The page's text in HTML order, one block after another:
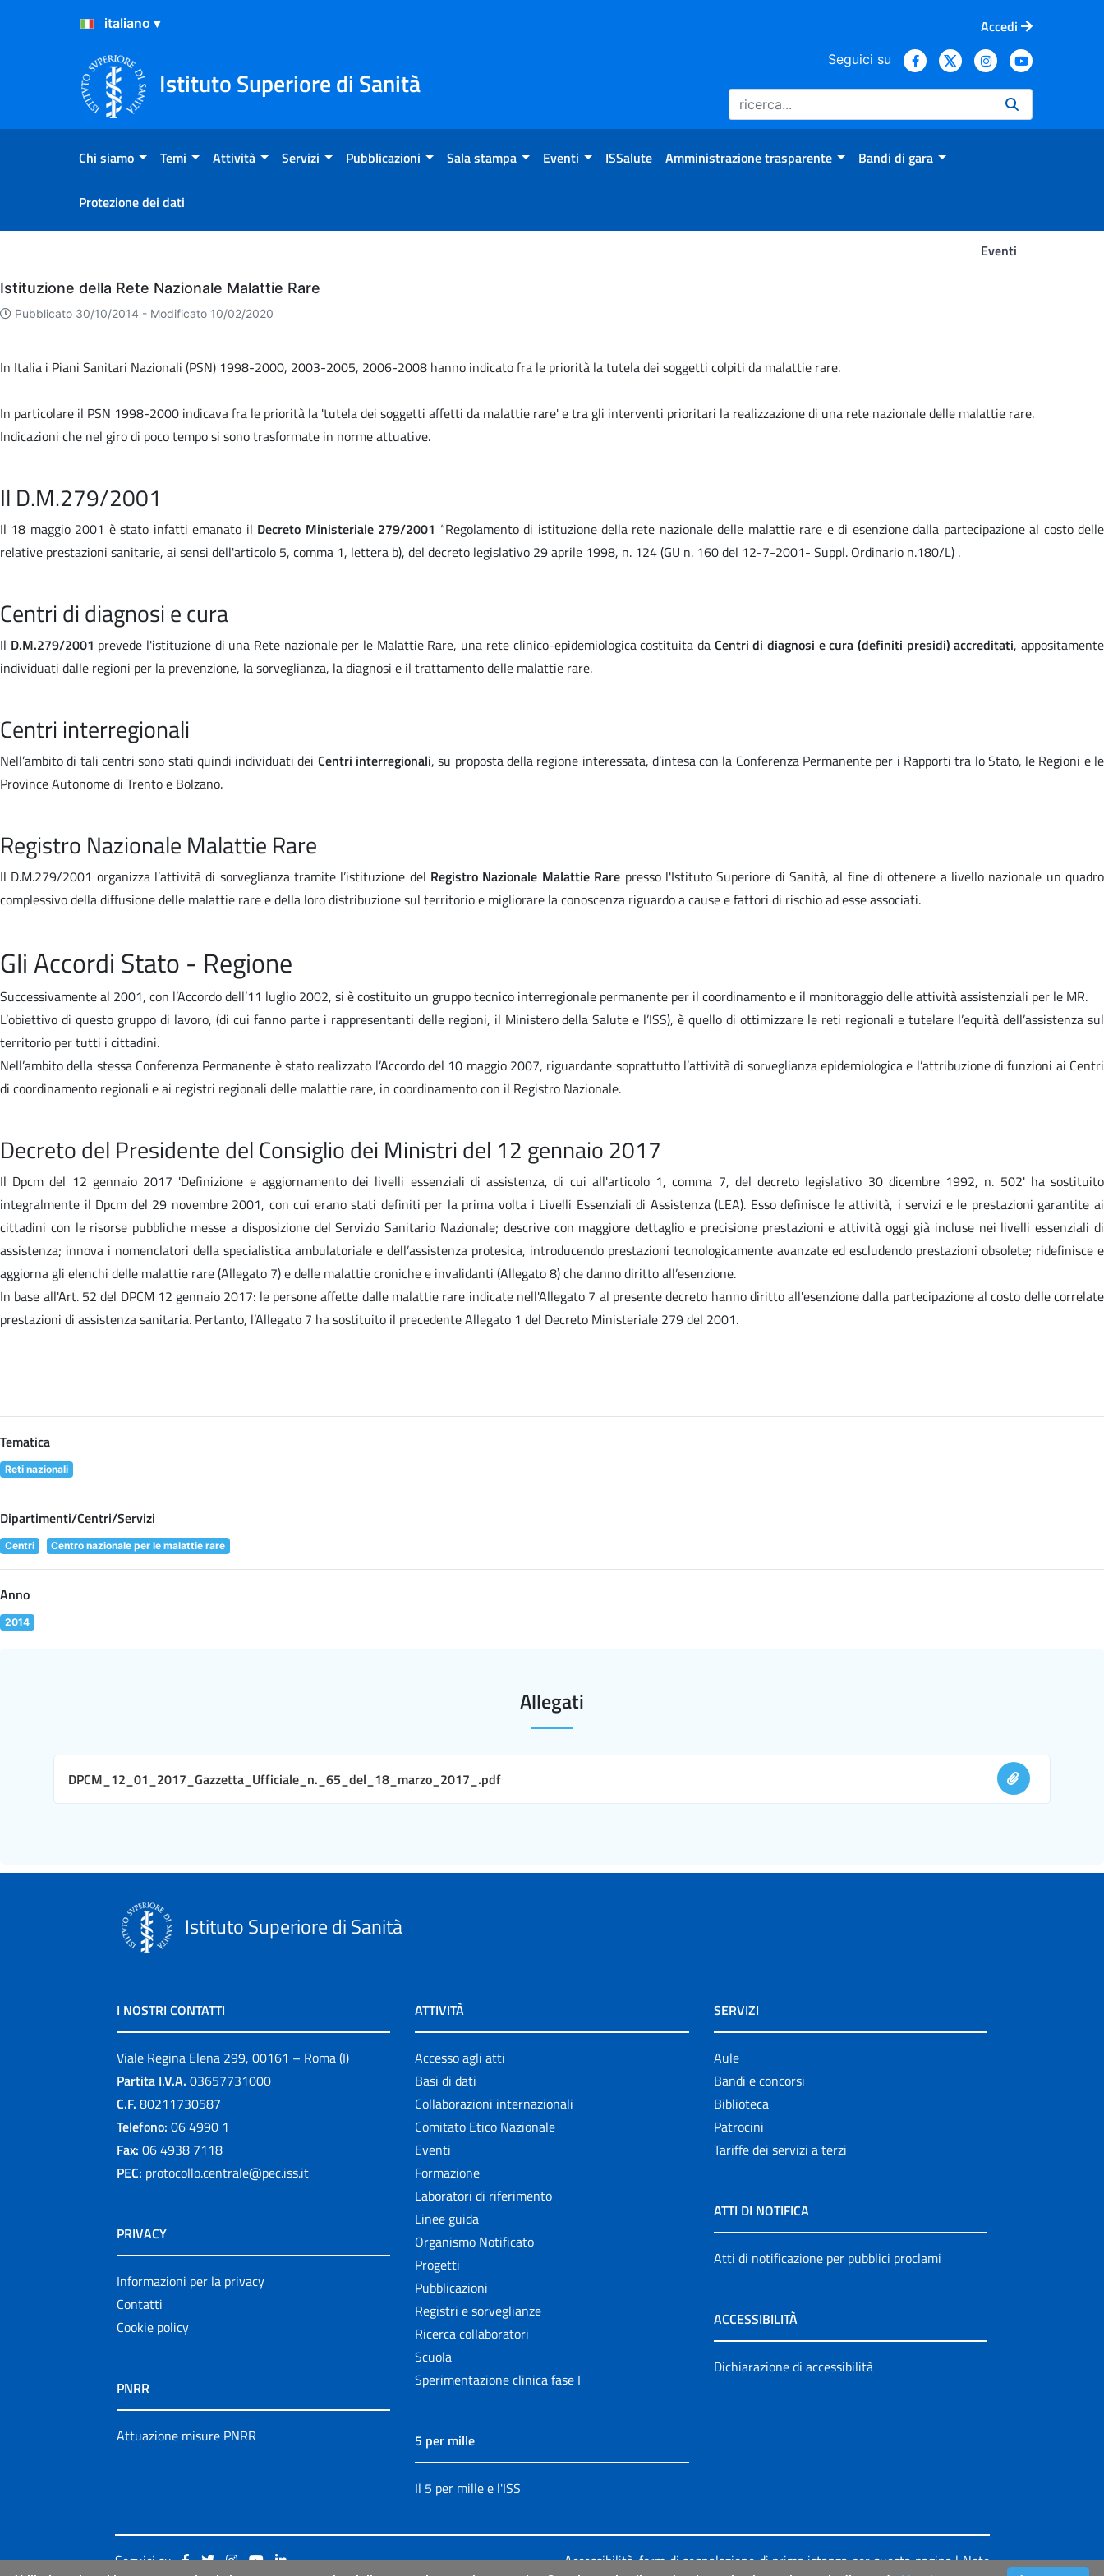
Salta al Contenuto
Salta al Footer
Accedi
Istituto Superiore di Sanità
Seguici su
Chi siamo Temi Attività Servizi Pubblicazioni Sala stampa Eventi ISSalute Amministrazione trasparente Bandi di gara
Protezione dei dati
Eventi
Eventi
Istituzione della Rete Nazionale Malattie Rare
Pubblicato 30/10/2014 - Modificato 10/02/2020
In Italia i Piani Sanitari Nazionali (PSN) 1998-2000, 2003-2005, 2006-2008 hanno indicato fra le priorità la tutela dei soggetti colpiti da malattie rare.
In particolare il PSN 1998-2000 indicava fra le priorità la 'tutela dei soggetti affetti da malattie rare' e tra gli interventi prioritari la realizzazione di una rete nazionale delle malattie rare.
Indicazioni che nel giro di poco tempo si sono trasformate in norme attuative.
Il D.M.279/2001
Il 18 maggio 2001 è stato infatti emanato il Decreto Ministeriale 279/2001 “Regolamento di istituzione della rete nazionale delle malattie rare e di esenzione dalla partecipazione al costo delle
relative prestazioni sanitarie, ai sensi dell'articolo 5, comma 1, lettera b), del decreto legislativo 29 aprile 1998, n. 124 (GU n. 160 del 12-7-2001- Suppl. Ordinario n.180/L) .
Centri di diagnosi e cura
Il D.M.279/2001 prevede l'istituzione di una Rete nazionale per le Malattie Rare, una rete clinico-epidemiologica costituita da Centri di diagnosi e cura (definiti presidi) accreditati, appositamente
individuati dalle regioni per la prevenzione, la sorveglianza, la diagnosi e il trattamento delle malattie rare.
Centri interregionali
Nell’ambito di tali centri sono stati quindi individuati dei Centri interregionali, su proposta della regione interessata, d’intesa con la Conferenza Permanente per i Rapporti tra lo Stato, le Regioni e le
Province Autonome di Trento e Bolzano.
Registro Nazionale Malattie Rare
Il D.M.279/2001 organizza l’attività di sorveglianza tramite l’istituzione del Registro Nazionale Malattie Rare presso l'Istituto Superiore di Sanità, al fine di ottenere a livello nazionale un quadro
complessivo della diffusione delle malattie rare e della loro distribuzione sul territorio e migliorare la conoscenza riguardo a cause e fattori di rischio ad esse associati.
Gli Accordi Stato - Regione
Successivamente al 2001, con l’Accordo dell’11 luglio 2002, si è costituito un gruppo tecnico interregionale permanente per il coordinamento e il monitoraggio delle attività assistenziali per le MR.
L’obiettivo di questo gruppo di lavoro, (di cui fanno parte i rappresentanti delle regioni, il Ministero della Salute e l’ISS), è quello di ottimizzare le reti regionali e tutelare l’equità dell’assistenza sul
territorio per tutti i cittadini.
Nell’ambito della stessa Conferenza Permanente è stato realizzato l’Accordo del 10 maggio 2007, riguardante soprattutto l’attività di sorveglianza epidemiologica e l’attribuzione di funzioni ai Centri
di coordinamento regionali e ai registri regionali delle malattie rare, in coordinamento con il Registro Nazionale.
Decreto del Presidente del Consiglio dei Ministri del 12 gennaio 2017
Il Dpcm del 12 gennaio 2017 'Definizione e aggiornamento dei livelli essenziali di assistenza, di cui all'articolo 1, comma 7, del decreto legislativo 30 dicembre 1992, n. 502' ha sostituito
integralmente il Dpcm del 29 novembre 2001, con cui erano stati definiti per la prima volta i Livelli Essenziali di Assistenza (LEA). Esso definisce le attività, i servizi e le prestazioni garantite ai
cittadini con le risorse pubbliche messe a disposizione del Servizio Sanitario Nazionale; descrive con maggiore dettaglio e precisione prestazioni e attività oggi già incluse nei livelli essenziali di
assistenza; innova i nomenclatori della specialistica ambulatoriale e dell’assistenza protesica, introducendo prestazioni tecnologicamente avanzate ed escludendo prestazioni obsolete; ridefinisce e
aggiorna gli elenchi delle malattie rare (Allegato 7) e delle malattie croniche e invalidanti (Allegato 8) che danno diritto all’esenzione.
In base all'Art. 52 del DPCM 12 gennaio 2017: le persone affette dalle malattie rare indicate nell'Allegato 7 al presente decreto hanno diritto all'esenzione dalla partecipazione al costo delle correlate
prestazioni di assistenza sanitaria. Pertanto, l’Allegato 7 ha sostituito il precedente Allegato 1 del Decreto Ministeriale 279 del 2001.
Tematica
Reti nazionali
Dipartimenti/Centri/Servizi
Centri Centro nazionale per le malattie rare
Anno
2014
Allegati
DPCM_12_01_2017_Gazzetta_Ufficiale_n._65_del_18_marzo_2017_.pdf
Istituto Superiore di Sanità
I NOSTRI CONTATTI
Viale Regina Elena 299, 00161 – Roma (I)
Partita I.V.A. 03657731000
C.F. 80211730587
Telefono: 06 4990 1
Fax: 06 4938 7118
PEC: protocollo.centrale@pec.iss.it
PRIVACY
Informazioni per la privacy
Contatti
Cookie policy
PNRR
Attuazione misure PNRR
ATTIVITÀ
Accesso agli atti
Basi di dati
Collaborazioni internazionali
Comitato Etico Nazionale
Eventi
Formazione
Laboratori di riferimento
Linee guida
Organismo Notificato
Progetti
Pubblicazioni
Registri e sorveglianze
Ricerca collaboratori
Scuola
Sperimentazione clinica fase I
5 per mille
Il 5 per mille e l'ISS
SERVIZI
Aule
Bandi e concorsi
Biblioteca
Patrocini
Tariffe dei servizi a terzi
ATTI DI NOTIFICA
Atti di notificazione per pubblici proclami
ACCESSIBILITÀ
Dichiarazione di accessibilità
Seguici su: Accessibilità: form di segnalazione di prima istanza per questa pagina|Note